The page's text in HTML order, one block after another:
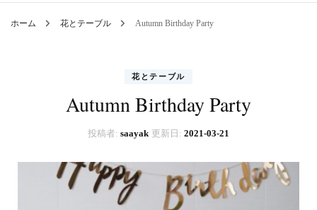
ホーム 花とテーブル Autumn Birthday Party
花とテーブル
Autumn Birthday Party
投稿者: saayak 更新日: 2021-03-21